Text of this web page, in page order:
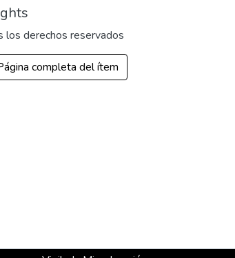
los derechos reservados
completa del ítem